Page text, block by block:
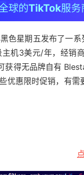
色星期五发布了一
机3美元/年，经销
获得无品牌自有
优惠限时促销，有